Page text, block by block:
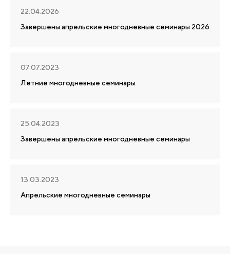
22.04.2026
Завершены апрельские многодневные семинары 2026
07.07.2023
Летние многодневные семинары
25.04.2023
Завершены апрельские многодневные семинары
13.03.2023
Апрельские многодневные семинары